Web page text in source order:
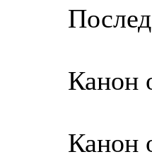
Канон
Канон